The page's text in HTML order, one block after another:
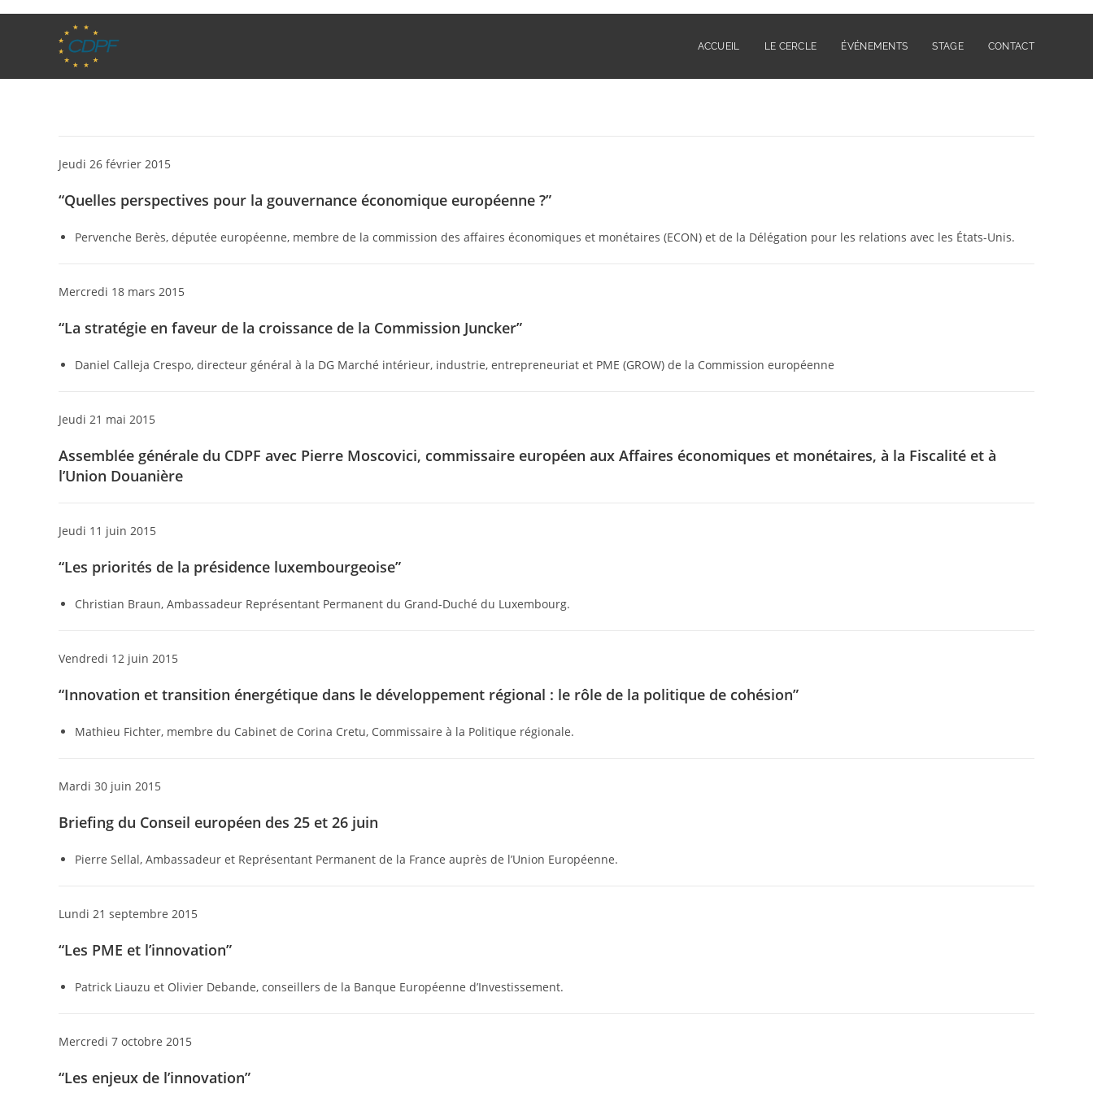
ACCUEIL LE CERCLE ÉVÉNEMENTS STAGE CONTACT
Jeudi 26 février 2015
“Quelles perspectives pour la gouvernance économique européenne ?”
Pervenche Berès, députée européenne, membre de la commission des affaires économiques et monétaires (ECON) et de la Délégation pour les relations avec les États-Unis.
Mercredi 18 mars 2015
“La stratégie en faveur de la croissance de la Commission Juncker”
Daniel Calleja Crespo, directeur général à la DG Marché intérieur, industrie, entrepreneuriat et PME (GROW) de la Commission européenne
Jeudi 21 mai 2015
Assemblée générale du CDPF avec Pierre Moscovici, commissaire européen aux Affaires économiques et monétaires, à la Fiscalité et à
l’Union Douanière
Jeudi 11 juin 2015
“Les priorités de la présidence luxembourgeoise”
Christian Braun, Ambassadeur Représentant Permanent du Grand-Duché du Luxembourg.
Vendredi 12 juin 2015
“Innovation et transition énergétique dans le développement régional : le rôle de la politique de cohésion”
Mathieu Fichter, membre du Cabinet de Corina Cretu, Commissaire à la Politique régionale.
Mardi 30 juin 2015
Briefing du Conseil européen des 25 et 26 juin
Pierre Sellal, Ambassadeur et Représentant Permanent de la France auprès de l’Union Européenne.
Lundi 21 septembre 2015
“Les PME et l’innovation”
Patrick Liauzu et Olivier Debande, conseillers de la Banque Européenne d’Investissement.
Mercredi 7 octobre 2015
“Les enjeux de l’innovation”